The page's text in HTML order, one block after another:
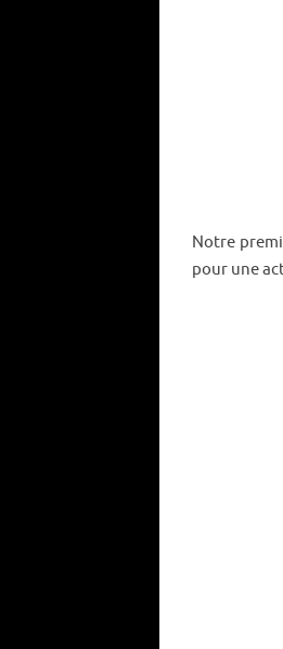
Notre
pour une